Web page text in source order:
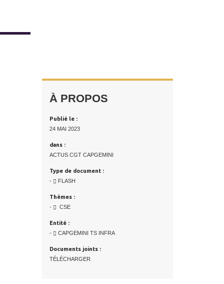
À PROPOS
Publié le :
24 MAI 2023
dans :
ACTUS CGT CAPGEMINI
Type de document :
-
FLASH
Thèmes :
-
CSE
Entité :
-
CAPGEMINI TS INFRA
Documents joints :
TÉLÉCHARGER